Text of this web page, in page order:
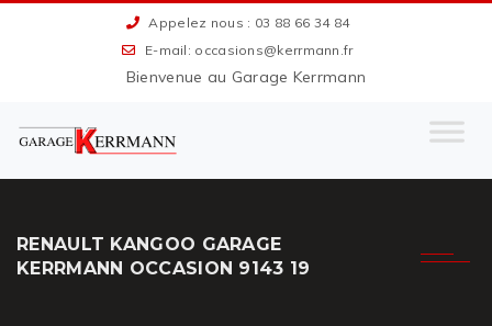
Appelez nous : 03 88 66 34 84
E-mail: occasions@kerrmann.fr
Bienvenue au Garage Kerrmann
RENAULT KANGOO GARAGE
KERRMANN OCCASION 9143 19